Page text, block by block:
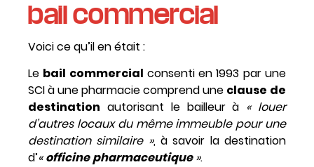
bail commercial
Voici ce qu’il en était :
Le bail commercial consenti en 1993 par une
SCI à une pharmacie comprend une clause de
destination autorisant le bailleur à « louer
d’autres locaux du même immeuble pour une
destination similaire », à savoir la destination
d’«officinepharmaceutique».